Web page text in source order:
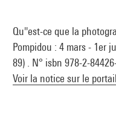
Qu''est-ce que la
Pompidou : 4 mars - 1er
89) . N° isbn 978-2-
Voir la notice sur le